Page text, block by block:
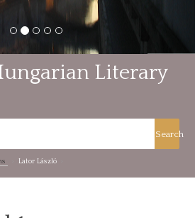
Literary
Search
Lator László